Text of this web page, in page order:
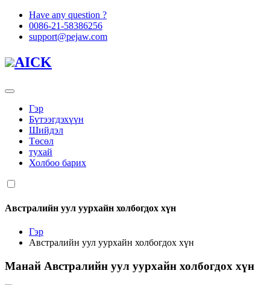
Have any question ?
0086-21-58386256
support@pejaw.com
AICK
Гэр
Бүтээгдэхүүн
Шийдэл
Төсөл
тухай
Холбоо барих
Австралийн уул уурхайн холбогдох хүн
Гэр
Австралийн уул уурхайн холбогдох хүн
Манай Австралийн уул уурхайн холбогдох хүн